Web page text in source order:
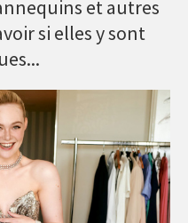
et autres
si elles y sont